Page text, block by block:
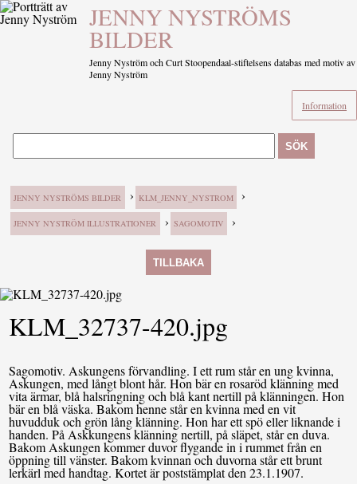
JENNY NYSTRÖMS
BILDER
Jenny Nyström och Curt Stoopendaal-stiftelsens databas med motiv av
Jenny Nyström
Information
SÖK
JENNY NYSTRÖMS BILDER › KLM_JENNY_NYSTROM ›
JENNY NYSTRÖM ILLUSTRATIONER › SAGOMOTIV ›
TILLBAKA
KLM_32737-420.jpg
Sagomotiv. Askungens förvandling. I ett rum står en ung kvinna,
Askungen, med långt blont hår. Hon bär en rosaröd klänning med
vita ärmar, blå halsringning och blå kant nertill på klänningen. Hon
bär en blå väska. Bakom henne står en kvinna med en vit
huvudduk och grön lång klänning. Hon har ett spö eller liknande i
handen. På Askkungens klänning nertill, på släpet, står en duva.
Bakom Askungen kommer duvor flygande in i rummet från en
öppning till vänster. Bakom kvinnan och duvorna står ett brunt
lerkärl med handtag. Kortet är poststämplat den 23.1.1907.